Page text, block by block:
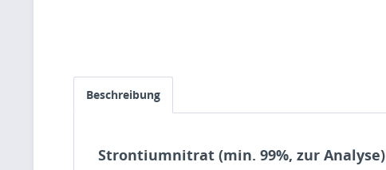
Beschreibung
Strontiumnitrat (min. 99%, zur Analyse)